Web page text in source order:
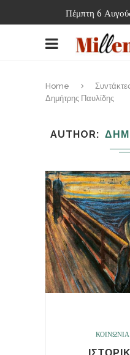
Πέμπτη 6
Home
Δημήτρης Παυλίδης
AUTHOR
ΚΟΙΝΩΝΙΑ